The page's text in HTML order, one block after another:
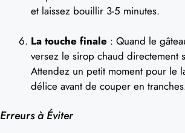
et laissez bouillir 3-5 minutes.
La touche finale : Quand le
versez le sirop chaud directement
Attendez un petit moment pour le
délice avant de couper en
Erreurs à Éviter